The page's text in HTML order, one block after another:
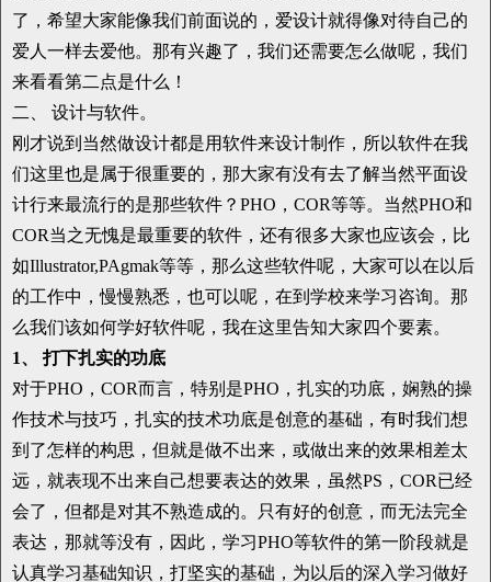
了，希望大家能像我们前面说的，爱设计就得像对待自己的
爱人一样去爱他。那有兴趣了，我们还需要怎么做呢，我们
来看看第二点是什么！
二、 设计与软件。
刚才说到当然做设计都是用软件来设计制作，所以软件在我
们这里也是属于很重要的，那大家有没有去了解当然平面设
计行来最流行的是那些软件？PHO，COR等等。当然PHO和
COR当之无愧是最重要的软件，还有很多大家也应该会，比
如Illustrator,PAgmak等等，那么这些软件呢，大家可以在以后
的工作中，慢慢熟悉，也可以呢，在到学校来学习咨询。那
么我们该如何学好软件呢，我在这里告知大家四个要素。
1、 打下扎实的功底
对于PHO，COR而言，特别是PHO，扎实的功底，娴熟的操
作技术与技巧，扎实的技术功底是创意的基础，有时我们想
到了怎样的构思，但就是做不出来，或做出来的效果相差太
远，就表现不出来自己想要表达的效果，虽然PS，COR已经
会了，但都是对其不熟造成的。只有好的创意，而无法完全
表达，那就等没有，因此，学习PHO等软件的第一阶段就是
认真学习基础知识，打坚实的基础，为以后的深入学习做好